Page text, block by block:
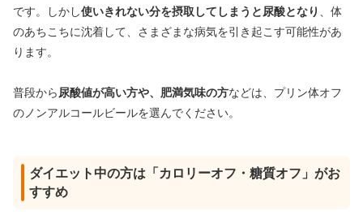
です。しかし使いきれない分を摂取してしまうと 尿酸となり 、体
のあちこちに沈着して、さまざまな病気を引き起こす可能性があ
ります。
普段から 尿酸値が高い方や、肥満気味の方などは、プリン体オフ
のノンアルコールビールを選んでください。
ダイエット中の方は「カロリーオフ・糖質オフ」がお
すすめ